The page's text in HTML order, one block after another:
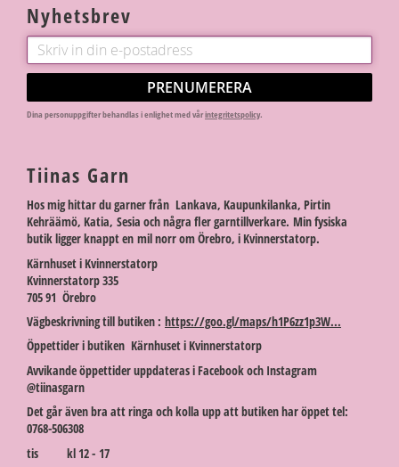
Nyhetsbrev
PRENUMERERA
Dina personuppgifter behandlas i enlighet med vårintegritetspolicy.
Tiinas Garn
Hos mig hittar du garner från Lankava, Kaupunkilanka, Pirtin
Kehräämö, Katia, Sesia och några fler garntillverkare. Min fysiska
butik ligger knappt en mil norr om Örebro, i Kvinnerstatorp.
Kärnhuset i Kvinnerstatorp
Kvinnerstatorp 335
705 91 Örebro
Vägbeskrivning till butiken : https://goo.gl/maps/h1P6zz1p3W...
Öppettider i butiken Kärnhuset i Kvinnerstatorp
Avvikande öppettider uppdateras i Facebook och Instagram
@tiinasgarn
Det går även bra att ringa och kolla upp att butiken har öppet tel:
0768-506308
tis kl 12 - 17